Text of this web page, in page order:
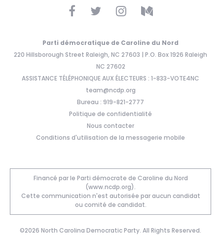
Parti démocratique de Caroline du Nord
220 Hillsborough Street Raleigh, NC 27603 | P.O. Box 1926 Raleigh
NC 27602
ASSISTANCE TÉLÉPHONIQUE AUX ÉLECTEURS : 1-833-VOTE4NC
team@ncdp.org
Bureau : 919-821-2777
Politique de confidentialité
Nous contacter
Conditions d'utilisation de la messagerie mobile
Financé par le Parti démocrate de Caroline du Nord
(www.ncdp.org).
Cette communication n'est autorisée par aucun candidat
ou comité de candidat.
©2026 North Carolina Democratic Party. All Rights Reserved.